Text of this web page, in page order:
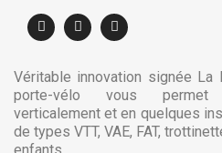
Véritable innovation signée La
porte-vélo vous
verticalement et en quelques
de types VTT, VAE, FAT,